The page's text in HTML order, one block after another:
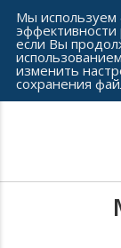
Сеть
Мы используем
если Вы
изменить
сохранения